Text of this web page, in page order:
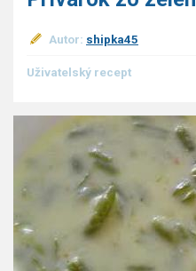
Sladké pokrmy
Dezerty
Ostatní
Dětské recepty
GLP-1 recepty
Autor: shipka45
Uživatelský recept